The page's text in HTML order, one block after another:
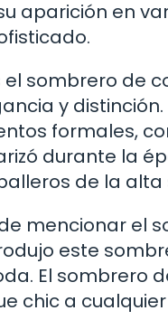
aparición en
sombrero de
y
formales,
durante la
de la alta
mencionar el
este
El sombrero
chic a